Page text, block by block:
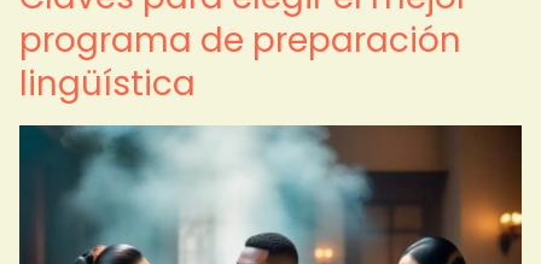
programa de preparación
lingüística